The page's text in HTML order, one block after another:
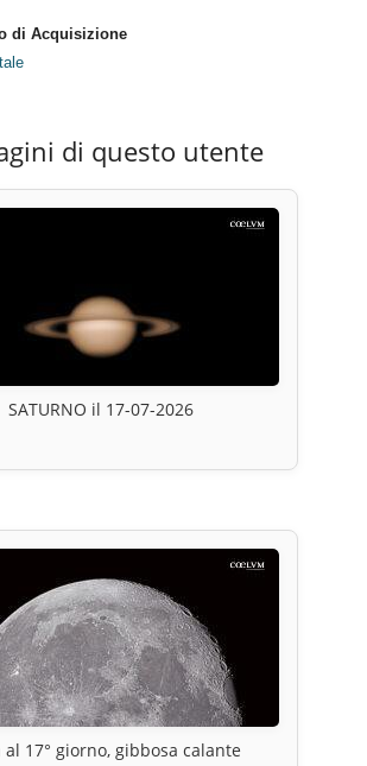
di Acquisizione
di questo utente
SATURNO il 17-07-2026
al 17° giorno, gibbosa calante